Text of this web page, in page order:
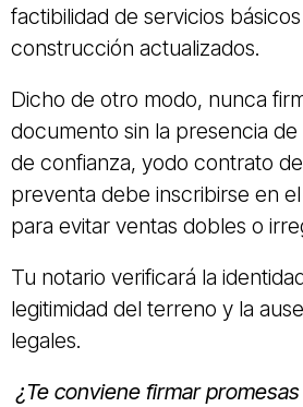
factibilidad de servicios
construcción actualizados.
Dicho de otro modo, nunca
documento sin la presencia
de confianza, yodo contrato
preventa debe inscribirse en
para evitar ventas dobles o
Tu notario verificará la
legitimidad del terreno y la
legales.
¿Te conviene firmar